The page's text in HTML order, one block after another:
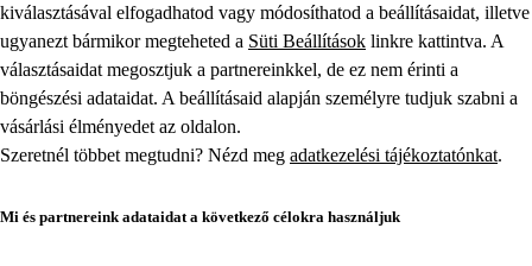
kiválasztásával elfogadhatod vagy módosíthatod a beállításaidat, illetve
ugyanezt bármikor megteheted a Süti Beállítások linkre kattintva. A
választásaidat megosztjuk a partnereinkkel, de ez nem érinti a
böngészési adataidat. A beállításaid alapján személyre tudjuk szabni a
vásárlási élményedet az oldalon.
Szeretnél többet megtudni? Nézd meg adatkezelési tájékoztatónkat.
Mi és partnereink adataidat a következő célokra használjuk